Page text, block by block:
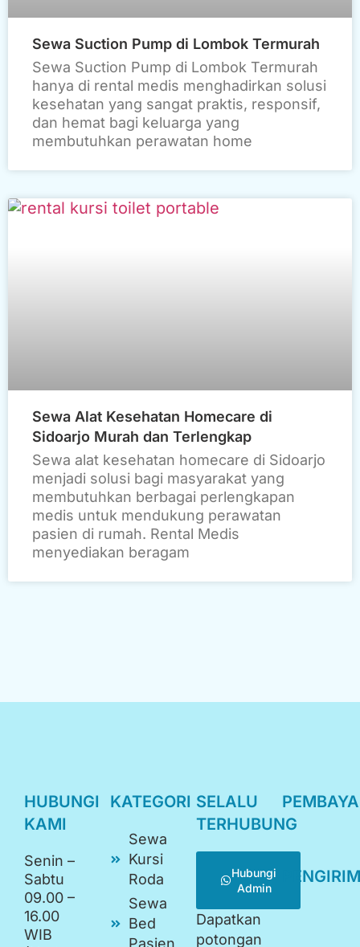
Sewa Suction Pump di Lombok Termurah
Sewa Suction Pump di Lombok Termurah
hanya di rental medis menghadirkan solusi
kesehatan yang sangat praktis, responsif,
dan hemat bagi keluarga yang
membutuhkan perawatan home
Sewa Alat Kesehatan Homecare di
Sidoarjo Murah dan Terlengkap
Sewa alat kesehatan homecare di Sidoarjo
menjadi solusi bagi masyarakat yang
membutuhkan berbagai perlengkapan
medis untuk mendukung perawatan
pasien di rumah. Rental Medis
menyediakan beragam
HUBUNGI
KAMI
Senin –
Sabtu
09.00 –
16.00
WIB
KATEGORI
Sewa
Kursi
Roda
Sewa
Bed
Pasien
SELALU
TERHUBUNG
Hubungi
Admin
Dapatkan
potongan